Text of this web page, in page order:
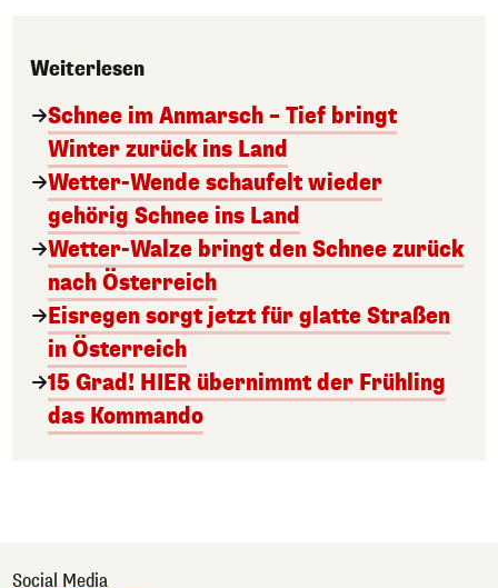
Weiterlesen
Schnee im Anmarsch – Tief bringt
Winter zurück ins Land
Wetter-Wende schaufelt wieder
gehörig Schnee ins Land
Wetter-Walze bringt den Schnee zurück
nach Österreich
Eisregen sorgt jetzt für glatte Straßen
in Österreich
15 Grad! HIER übernimmt der Frühling
das Kommando
Social Media